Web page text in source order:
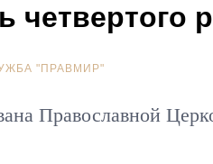
четвертого
"ПРАВМИР"
Православной